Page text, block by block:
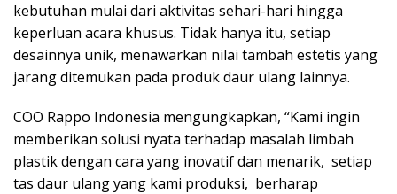
kebutuhan mulai dari aktivitas sehari-hari hingga
keperluan acara khusus. Tidak hanya itu, setiap
desainnya unik, menawarkan nilai tambah estetis yang
jarang ditemukan pada produk daur ulang lainnya.
COO Rappo Indonesia mengungkapkan, “Kami ingin
memberikan solusi nyata terhadap masalah limbah
plastik dengan cara yang inovatif dan menarik, setiap
tas daur ulang yang kami produksi, berharap